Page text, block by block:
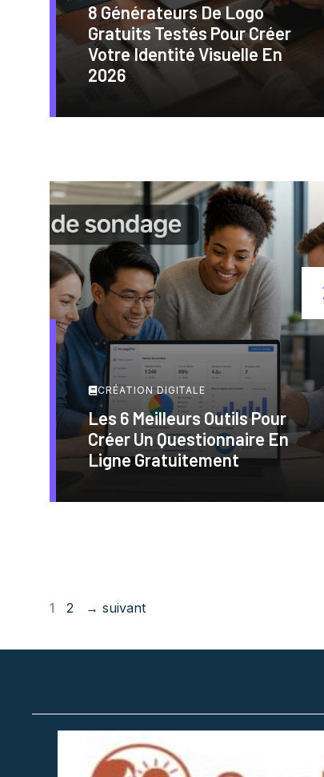
8 Générateurs De Logo
Gratuits Testés Pour Créer
Votre Identité Visuelle En
2026
CRÉATION DIGITALE
Les 6 Meilleurs Outils Pour
Créer Un Questionnaire En
Ligne Gratuitement
Page
1 Page
2 → suivant